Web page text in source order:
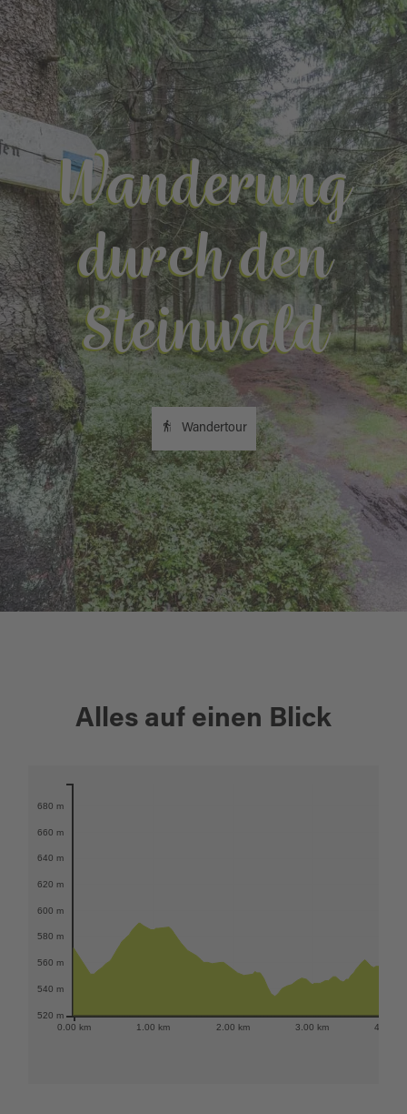
Wanderung
durch den
Steinwald
Wandertour
Alles auf einen Blick
0.00 km 1.00 km 2.00 km 3.00 km 4.00
520 m
540 m
560 m
580 m
600 m
620 m
640 m
660 m
680 m